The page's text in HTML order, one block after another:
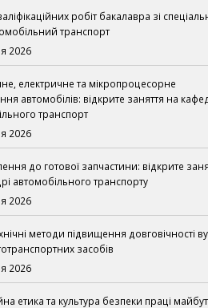
робіт бакалавра зі
транспорт
2026
електричне та мікропроцесорне
автомобілів: відкрите заняття на
транспорт
2026
до готової запчастини: відкрите
автомобільного транспорту
2026
методи підвищення довговічності
засобів
2026
етика та культура безпеки праці